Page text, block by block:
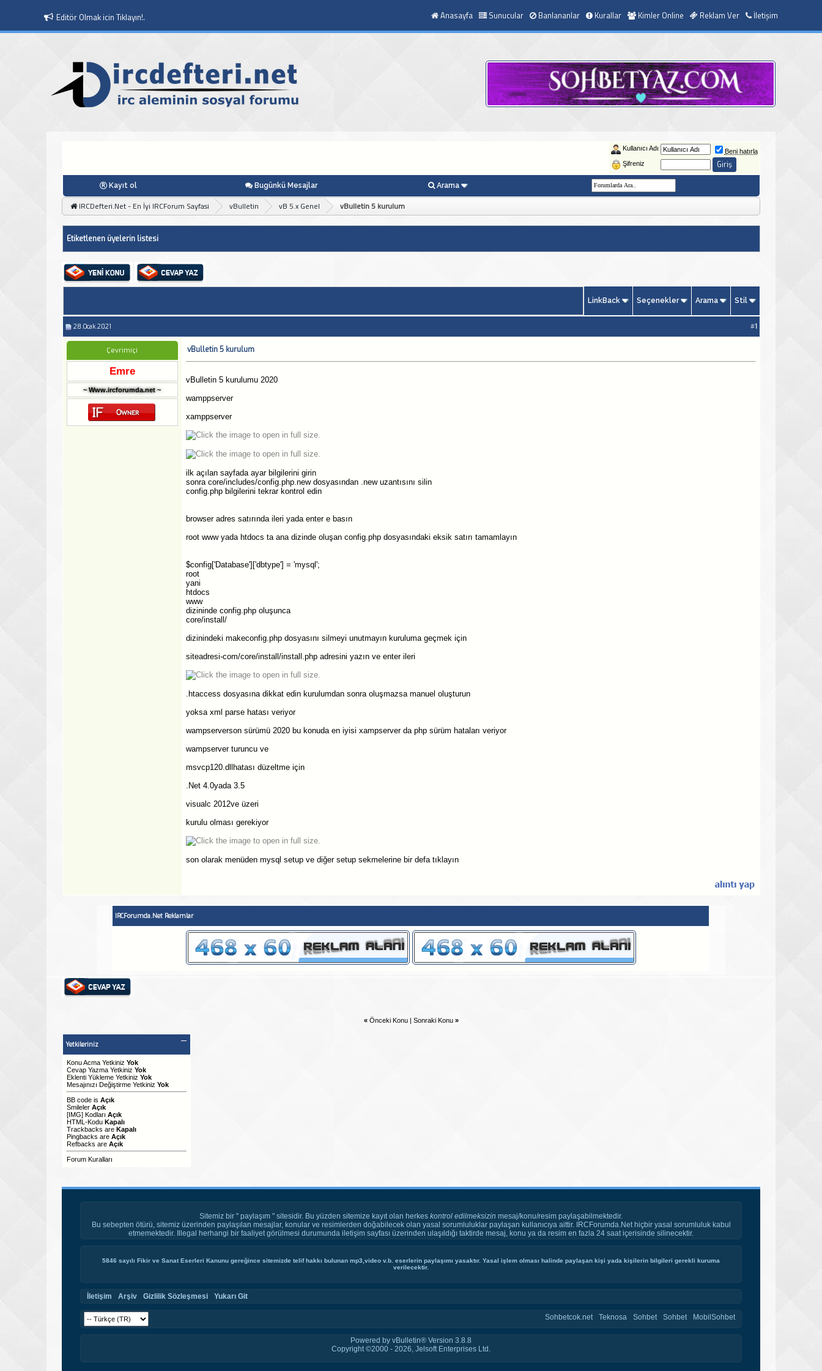
Editör Olmak icin Tıklayın!. Anasayfa Sunucular Banlananlar Kurallar Kimler Online Reklam Ver İletişim
Kullanıcı Adı
Beni hatırla
Şifreniz
Kayıt ol Bugünkü Mesajlar Arama
IRCDefteri.Net - En İyi IRCForum Sayfasi vBulletin vB 5.x Genel vBulletin 5 kurulum
Etiketlenen üyelerin listesi
LinkBack Seçenekler Arama Stil
28.Ocak.2021 #1
Çevrimiçi
Emre
~ Www.ircforumda.net ~
vBulletin 5 kurulum
vBulletin 5 kurulumu 2020
wamppserver
xamppserver
ilk açılan sayfada ayar bilgilerini girin
sonra core/includes/config.php.new dosyasından .new uzantısını silin
config.php bilgilerini tekrar kontrol edin
browser adres satırında ileri yada enter e basın
root www yada htdocs ta ana dizinde oluşan config.php dosyasındaki eksik satırı tamamlayın
$config['Database']['dbtype'] = 'mysql';
root
yani
htdocs
www
dizininde config.php oluşunca
core/install/
dizinindeki makeconfig.php dosyasını silmeyi unutmayın kuruluma geçmek için
siteadresi-com/core/install/install.php adresini yazın ve enter ileri
.htaccess dosyasına dikkat edin kurulumdan sonra oluşmazsa manuel oluşturun
yoksa xml parse hatası veriyor
wampserverson sürümü 2020 bu konuda en iyisi xampserver da php sürüm hataları veriyor
wampserver turuncu ve
msvcp120.dllhatası düzeltme için
.Net 4.0yada 3.5
visualc 2012ve üzeri
kurulu olması gerekiyor
son olarak menüden mysql setup ve diğer setup sekmelerine bir defa tıklayın
IRCForumda.Net Reklamlar
« Önceki Konu| Sonraki Konu »
Yetkileriniz
Konu Acma Yetkiniz Yok
Cevap Yazma Yetkiniz Yok
Eklenti Yükleme Yetkiniz Yok
Mesajınızı Değiştirme Yetkiniz Yok
BB codeis Açık
Smileler Açık
[IMG]Kodları Açık
HTML-Kodu Kapalı
Trackbacks are Kapalı
Pingbacks are Açık
Refbacks are Açık
Forum Kuralları
Sitemiz bir " paylaşım " sitesidir. Bu yüzden sitemize kayıt olan herkes kontrol edilmeksizin mesaj/konu/resim paylaşabilmektedir.
Bu sebepten ötürü, sitemiz üzerinden paylaşılan mesajlar, konular ve resimlerden doğabilecek olan yasal sorumluluklar paylaşan kullanıcıya aittir. IRCForumda.Net hiçbir yasal sorumluluk kabul
etmemektedir. Illegal herhangi bir faaliyet görülmesi durumunda iletişim sayfası üzerinden ulaşıldığı taktirde mesaj, konu ya da resim en fazla 24 saat içerisinde silinecektir.
5846 sayılı Fikir ve Sanat Eserleri Kanunu gereğince sitemizde telif hakkı bulunan mp3,video v.b. eserlerin paylaşımı yasaktır. Yasal işlem olması halinde paylaşan kişi yada kişilerin bilgileri gerekli kuruma
verilecektir.
İletişim Arşiv Gizlilik Sözleşmesi Yukarı Git
Sohbetcok.net Teknosa Sohbet Sohbet MobilSohbet
Powered by vBulletin® Version 3.8.8
Copyright ©2000 - 2026, Jelsoft Enterprises Ltd.